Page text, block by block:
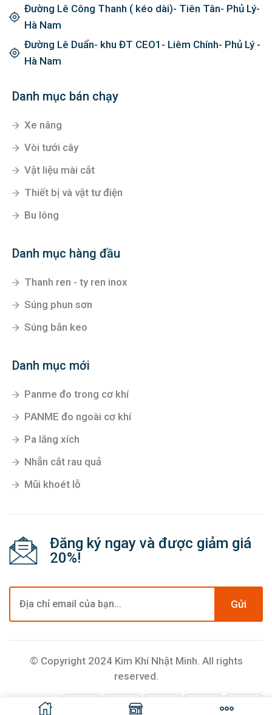
Đường Lê Công Thanh ( kéo dài)- Tiên Tân- Phủ Lý-
Hà Nam
Đường Lê Duẩn- khu ĐT CEO1- Liêm Chính- Phủ Lý -
Hà Nam
Danh mục bán chạy
Xe nâng
Vòi tưới cây
Vật liệu mài cắt
Thiết bị và vật tư điện
Bu lông
Danh mục hàng đầu
Thanh ren - ty ren inox
Súng phun sơn
Súng bắn keo
Danh mục mới
Panme đo trong cơ khí
PANME đo ngoài cơ khí
Pa lăng xích
Nhẵn cắt rau quả
Mũi khoét lỗ
Đăng ký ngay và được giảm giá
20%!
Gửi
© Copyright 2024 Kim Khí Nhật Minh. All rights
reserved.